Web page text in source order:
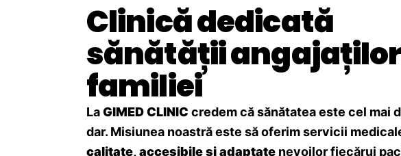
Clinică dedicată
sănătății
familiei
LaGIMED CLINIC credem că sănătatea este cel mai
dar. Misiunea noastră este să oferim servicii
calitate, accesibile și adaptate nevoilor fiecărui